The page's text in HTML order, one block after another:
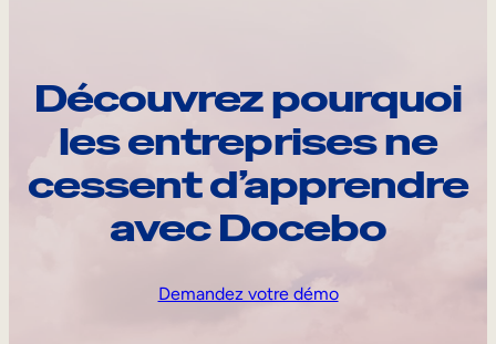
Découvrez pourquoi
les entreprises ne
cessent d’apprendre
avec Docebo
Demandez votre démo